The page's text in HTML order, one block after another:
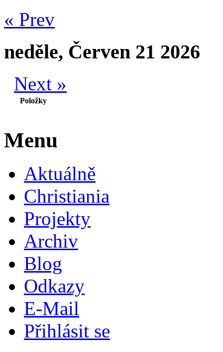
« Prev
neděle, Červen 21 2026
Next »
Položky
Menu
Aktuálně
Christiania
Projekty
Archiv
Blog
Odkazy
E-Mail
Přihlásit se